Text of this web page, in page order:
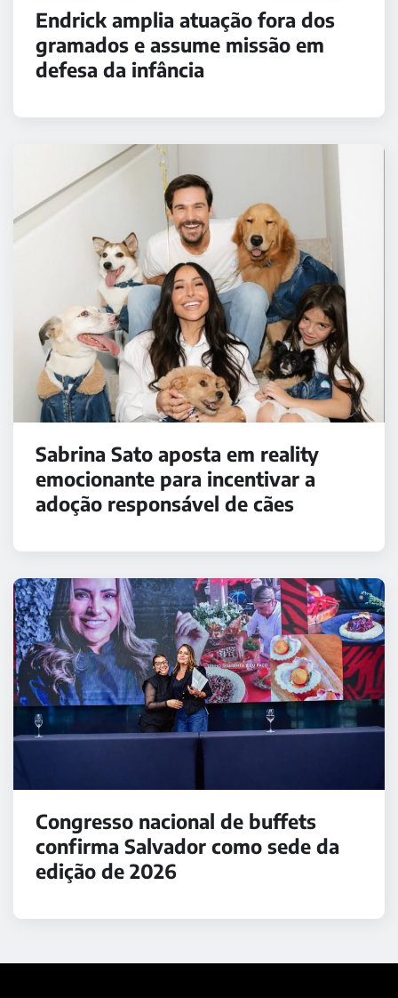
Endrick amplia atuação fora dos
gramados e assume missão em
defesa da infância
Sabrina Sato aposta em reality
emocionante para incentivar a
adoção responsável de cães
Congresso nacional de buffets
confirma Salvador como sede da
edição de 2026